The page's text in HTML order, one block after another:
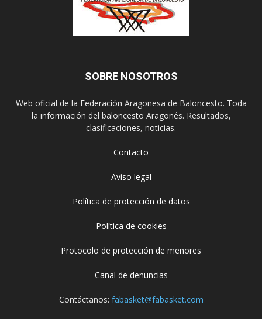
SOBRE NOSOTROS
Web oficial de la Federación Aragonesa de Baloncesto. Toda
la información del baloncesto Aragonés. Resultados,
clasificaciones, noticias.
Contacto
Aviso legal
Política de protección de datos
Política de cookies
Protocolo de protección de menores
Canal de denuncias
Contáctanos: fabasket@fabasket.com